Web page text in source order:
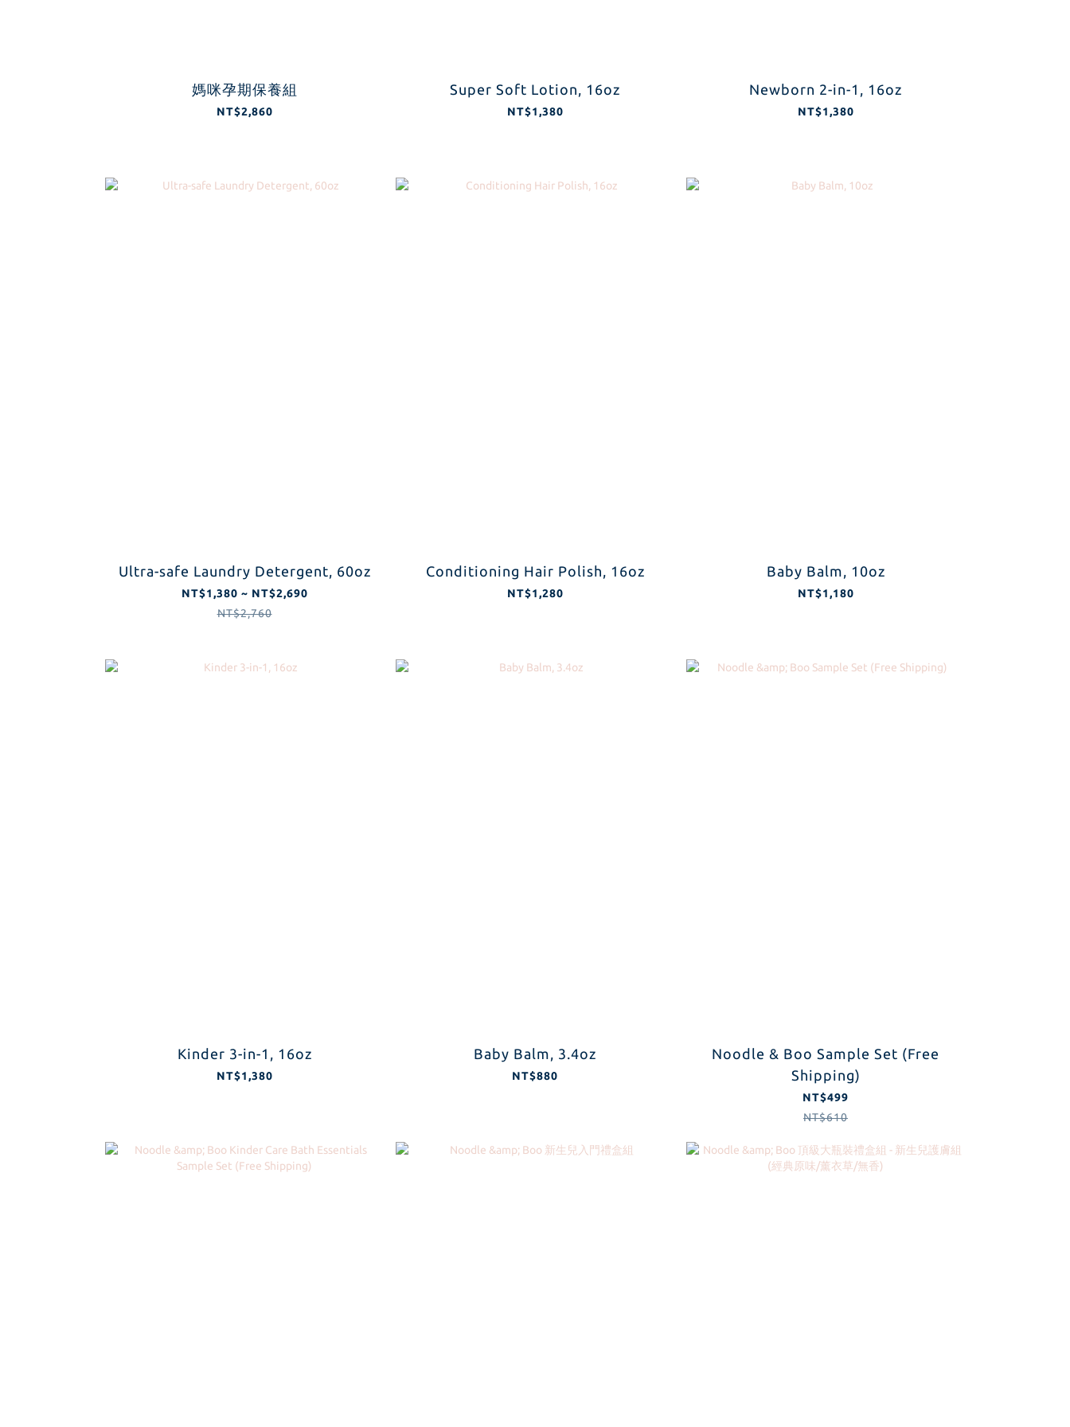
媽咪孕期保養組
NT$2,860
Super Soft Lotion, 16oz
NT$1,380
Newborn 2-in-1, 16oz
NT$1,380
Ultra-safe Laundry Detergent, 60oz
NT$1,380 ~ NT$2,690
NT$2,760
Conditioning Hair Polish, 16oz
NT$1,280
Baby Balm, 10oz
NT$1,180
Kinder 3-in-1, 16oz
NT$1,380
Baby Balm, 3.4oz
NT$880
Noodle & Boo Sample Set (Free
Shipping)
NT$499
NT$610